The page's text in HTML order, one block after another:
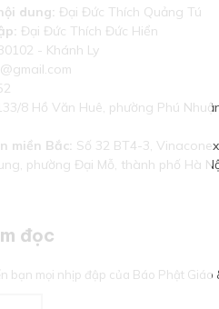
dung: Đại Đức Thích Quảng Tú
Đại Đức Thích Đức Hiển
- Khánh Ly
8 Hồ Văn Huê, phường Phú
miền Bắc: Số 32 BT4-3,
phường Đại Mỗ, thành phố Hà
đọc
bạn mọi nhịp đập của Báo Phật Giáo